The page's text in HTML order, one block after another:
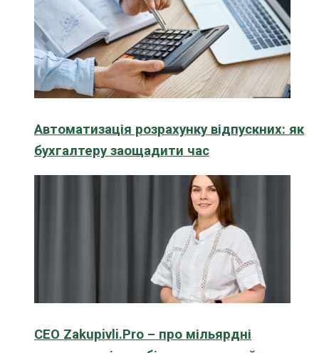
Автоматизація розрахунку відпускних: як
бухгалтеру заощадити час
CEO Zakupivli.Pro – про мільярдні